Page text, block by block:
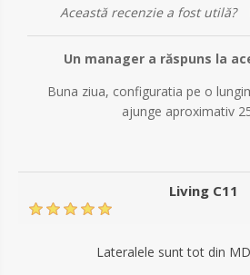
Această recenzie a fost utilă?
Un manager a răspuns la
Buna ziua, configuratia pe o
ajunge aproximativ
Living C11
Lateralele sunt tot din